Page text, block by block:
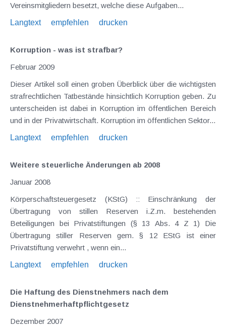
Vereinsmitgliedern besetzt, welche diese Aufgaben...
Langtext
empfehlen drucken
Korruption - was ist strafbar?
Februar 2009
Dieser Artikel soll einen groben Überblick über die wichtigsten
strafrechtlichen Tatbestände hinsichtlich Korruption geben. Zu
unterscheiden ist dabei in Korruption im öffentlichen Bereich
und in der Privatwirtschaft. Korruption im öffentlichen Sektor...
Langtext
empfehlen drucken
Weitere steuerliche Änderungen ab 2008
Januar 2008
Körperschaftsteuergesetz (KStG) :: Einschränkung der
Übertragung von stillen Reserven i.Z.m. bestehenden
Beteiligungen bei Privatstiftungen (§ 13 Abs. 4 Z 1) Die
Übertragung stiller Reserven gem. § 12 EStG ist einer
Privatstiftung verwehrt , wenn ein...
Langtext
empfehlen drucken
Die Haftung des Dienstnehmers nach dem
Dienstnehmerhaftpflichtgesetz
Dezember 2007